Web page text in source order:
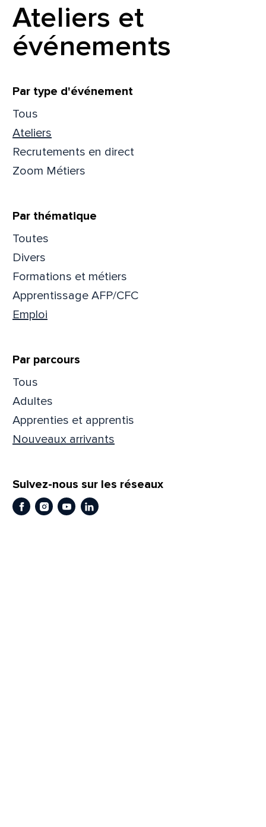
Ateliers et
événements
Filtrer
Par type d'événement
Tous
Ateliers
Recrutements en direct
Zoom Métiers
Par thématique
Toutes
Divers
Formations et métiers
Apprentissage AFP/CFC
Emploi
Par parcours
Tous
Adultes
Apprenties et apprentis
Nouveaux arrivants
Suivez-nous sur les réseaux
Facebook
Instagram
YoutubeLinkedIn